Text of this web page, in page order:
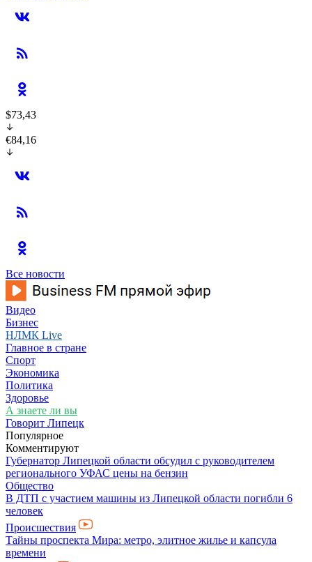
$73,43
€84,16
Все новости
Видео
Бизнес
НЛМК Live
Главное в стране
Спорт
Экономика
Политика
Здоровье
А знаете ли вы
Говорит Липецк
Популярное
Комментируют
Губернатор Липецкой области обсудил с руководителем
регионального УФАС цены на бензин
Общество
В ДТП с участием машины из Липецкой области погибли 6
человек
Происшествия
Тайны проспекта Мира: метро, элитное жилье и капсула
времени